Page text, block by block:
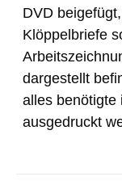
DVD
Klöppelbriefe
dargestellt
alles benötigte
ausgedruckt